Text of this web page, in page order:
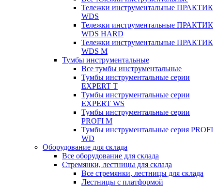
Тележки инструментальные ПРАКТИК
WDS
Тележки инструментальные ПРАКТИК
WDS HARD
Тележки инструментальные ПРАКТИК
WDS M
Тумбы инструментальные
Все тумбы инструментальные
Тумбы инструментальные серии
EXPERT T
Тумбы инструментальные серии
EXPERT WS
Тумбы инструментальные серии
PROFI M
Тумбы инструментальные серия PROFI
WD
Оборудование для склада
Все оборудование для склада
Стремянки, лестницы для склада
Все стремянки, лестницы для склада
Лестницы с платформой